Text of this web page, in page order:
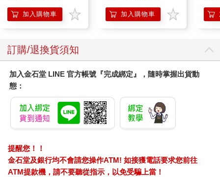
加入購物車 加入購物車
訂購/退換貨須知
加入金石堂 LINE 官方帳號『完成綁定』，隨時掌握出貨動
態：
提醒您！！
金石堂及銀行均不會請您操作ATM! 如接獲電話要求您前往
ATM提款機，請不要聽從指示，以免受騙上當！